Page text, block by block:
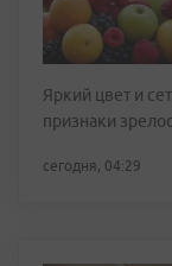
Яркий цвет и
признаки
сегодня, 04:29